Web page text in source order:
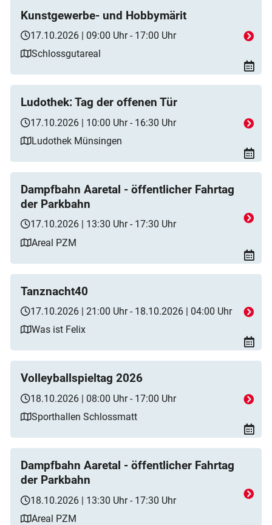
Kunstgewerbe- und Hobbymärit
17.10.2026 | 09:00 Uhr - 17:00 Uhr
Schlossgutareal
Ludothek: Tag der offenen Tür
17.10.2026 | 10:00 Uhr - 16:30 Uhr
Ludothek Münsingen
Dampfbahn Aaretal - öffentlicher Fahrtag
der Parkbahn
17.10.2026 | 13:30 Uhr - 17:30 Uhr
Areal PZM
Tanznacht40
17.10.2026 | 21:00 Uhr - 18.10.2026 | 04:00 Uhr
Was ist Felix
Volleyballspieltag 2026
18.10.2026 | 08:00 Uhr - 17:00 Uhr
Sporthallen Schlossmatt
Dampfbahn Aaretal - öffentlicher Fahrtag
der Parkbahn
18.10.2026 | 13:30 Uhr - 17:30 Uhr
Areal PZM